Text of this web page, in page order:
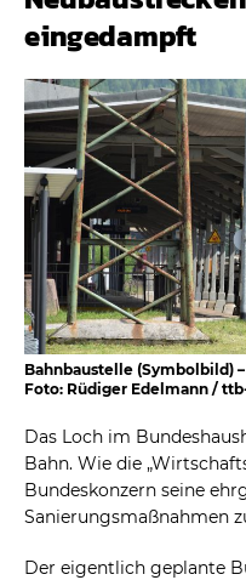
eingedampft
Bahnbaustelle (Symbolbild) –
Foto: Rüdiger Edelmann /
Das Loch im
Bahn. Wie die
Bundeskonzern seine
Sanierungsmaßnahmen
Der eigentlich geplante